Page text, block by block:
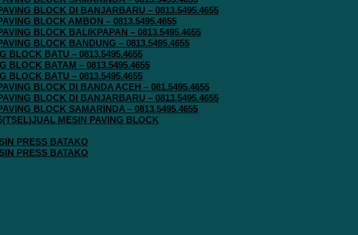
BLOCK DI BANJARBARU – 0813.5495.4655
BLOCK AMBON – 0813.5495.4655
BLOCK BALIKPAPAN – 0813.5495.4655
BLOCK BANDUNG – 0813.5495.4655
BLOCK BATU – 0813.5495.4655
BLOCK BATAM – 0813.5495.4655
BLOCK BATU – 0813.5495.4655
BLOCK DI BANDA ACEH – 081.5495.4655
BLOCK DI BANJARBARU – 0813.5495.4655
BLOCK SAMARINDA – 0813.5495.4655
MESIN PAVING BLOCK
PRESS BATAKO
PRESS BATAKO